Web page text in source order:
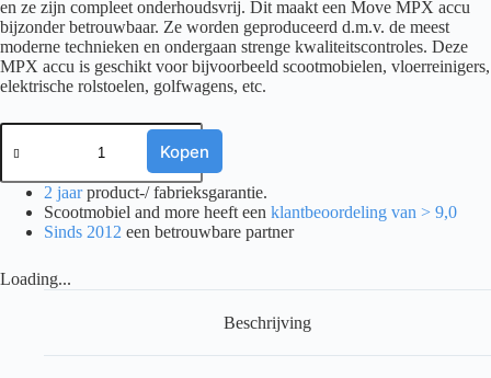
en ze zijn compleet onderhoudsvrij. Dit maakt een Move MPX accu
bijzonder betrouwbaar. Ze worden geproduceerd d.m.v. de meest
moderne technieken en ondergaan strenge kwaliteitscontroles. Deze
MPX accu is geschikt voor bijvoorbeeld scootmobielen, vloerreinigers,
elektrische rolstoelen, golfwagens, etc.
MOVE
AGM
MPX
EXTREME
Kopen
2 jaarproduct-/ fabrieksgarantie.
Scootmobiel and more heeft een klantbeoordeling van > 9,0
Sinds 2012 een betrouwbare partner
Loading...
Beschrijving